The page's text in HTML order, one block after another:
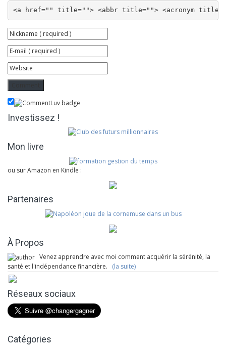
<a href="" title=""> <abbr title=""> <acronym
Investissez !
Mon livre
ou sur Amazon en Kindle :
Partenaires
À Propos
Venez apprendre avec moi comment acquérir la sérénité, la
santé et l'indépendance financière. (la suite)
Réseaux sociaux
Catégories